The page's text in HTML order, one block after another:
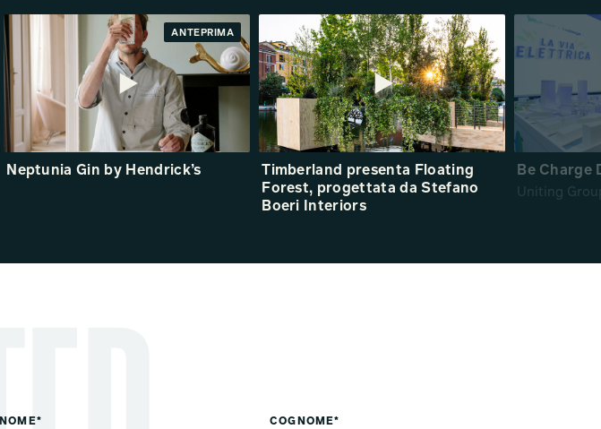
ANTEPRIMA
Neptunia Gin by Hendrick’s
Timberland presenta Floating
Forest, progettata da Stefano
Boeri Interiors
Be Charge
Uniting
NOME* COGNOME*